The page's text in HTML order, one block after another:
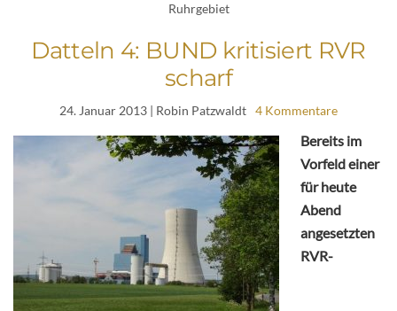
Ruhrgebiet
Datteln 4: BUND kritisiert RVR
scharf
24. Januar 2013 | Robin Patzwaldt 4 Kommentare
Bereits im
Vorfeld einer
für heute
Abend
angesetzten
RVR-